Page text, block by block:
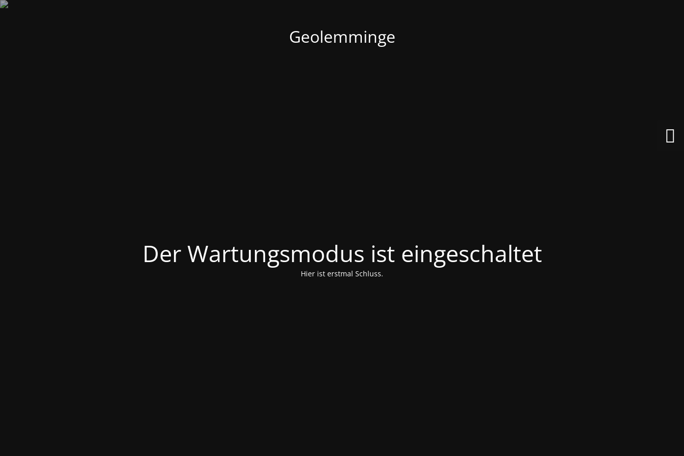
Geolemminge
Der Wartungsmodus ist eingeschaltet
Hier ist erstmal Schluss.